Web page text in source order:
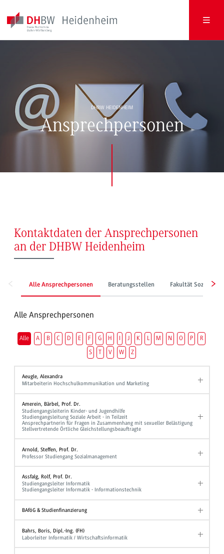
DHBW HEIDENHEIM
Ansprechpersonen
Kontaktdaten der Ansprechpersonen
an der DHBW Heidenheim
Alle Ansprechpersonen Beratungsstellen Fakultät
Alle Ansprechpersonen
Alle A B C D E F G H I J K L M N O P
R
S
T V W Z
Aeugle, Alexandra
Mitarbeiterin Hochschulkommunikation und Marketing
Amerein, Bärbel, Prof. Dr.
Studiengangsleiterin Kinder- und Jugendhilfe
Studiengangsleitung Soziale Arbeit - in Teilzeit
Ansprechpartnerin für Fragen in Zusammenhang mit sexueller Belästigung
Stellvertretende Örtliche Gleichstellungsbeauftragte
Arnold, Steffen, Prof. Dr.
Professor Studiengang Sozialmanagement
Assfalg, Rolf, Prof. Dr.
Studiengangsleiter Informatik
Studiengangsleiter Informatik - Informationstechnik
BAföG & Studienfinanzierung
Bahrs, Boris, Dipl.-Ing. (FH)
Laborleiter Informatik / Wirtschaftsinformatik